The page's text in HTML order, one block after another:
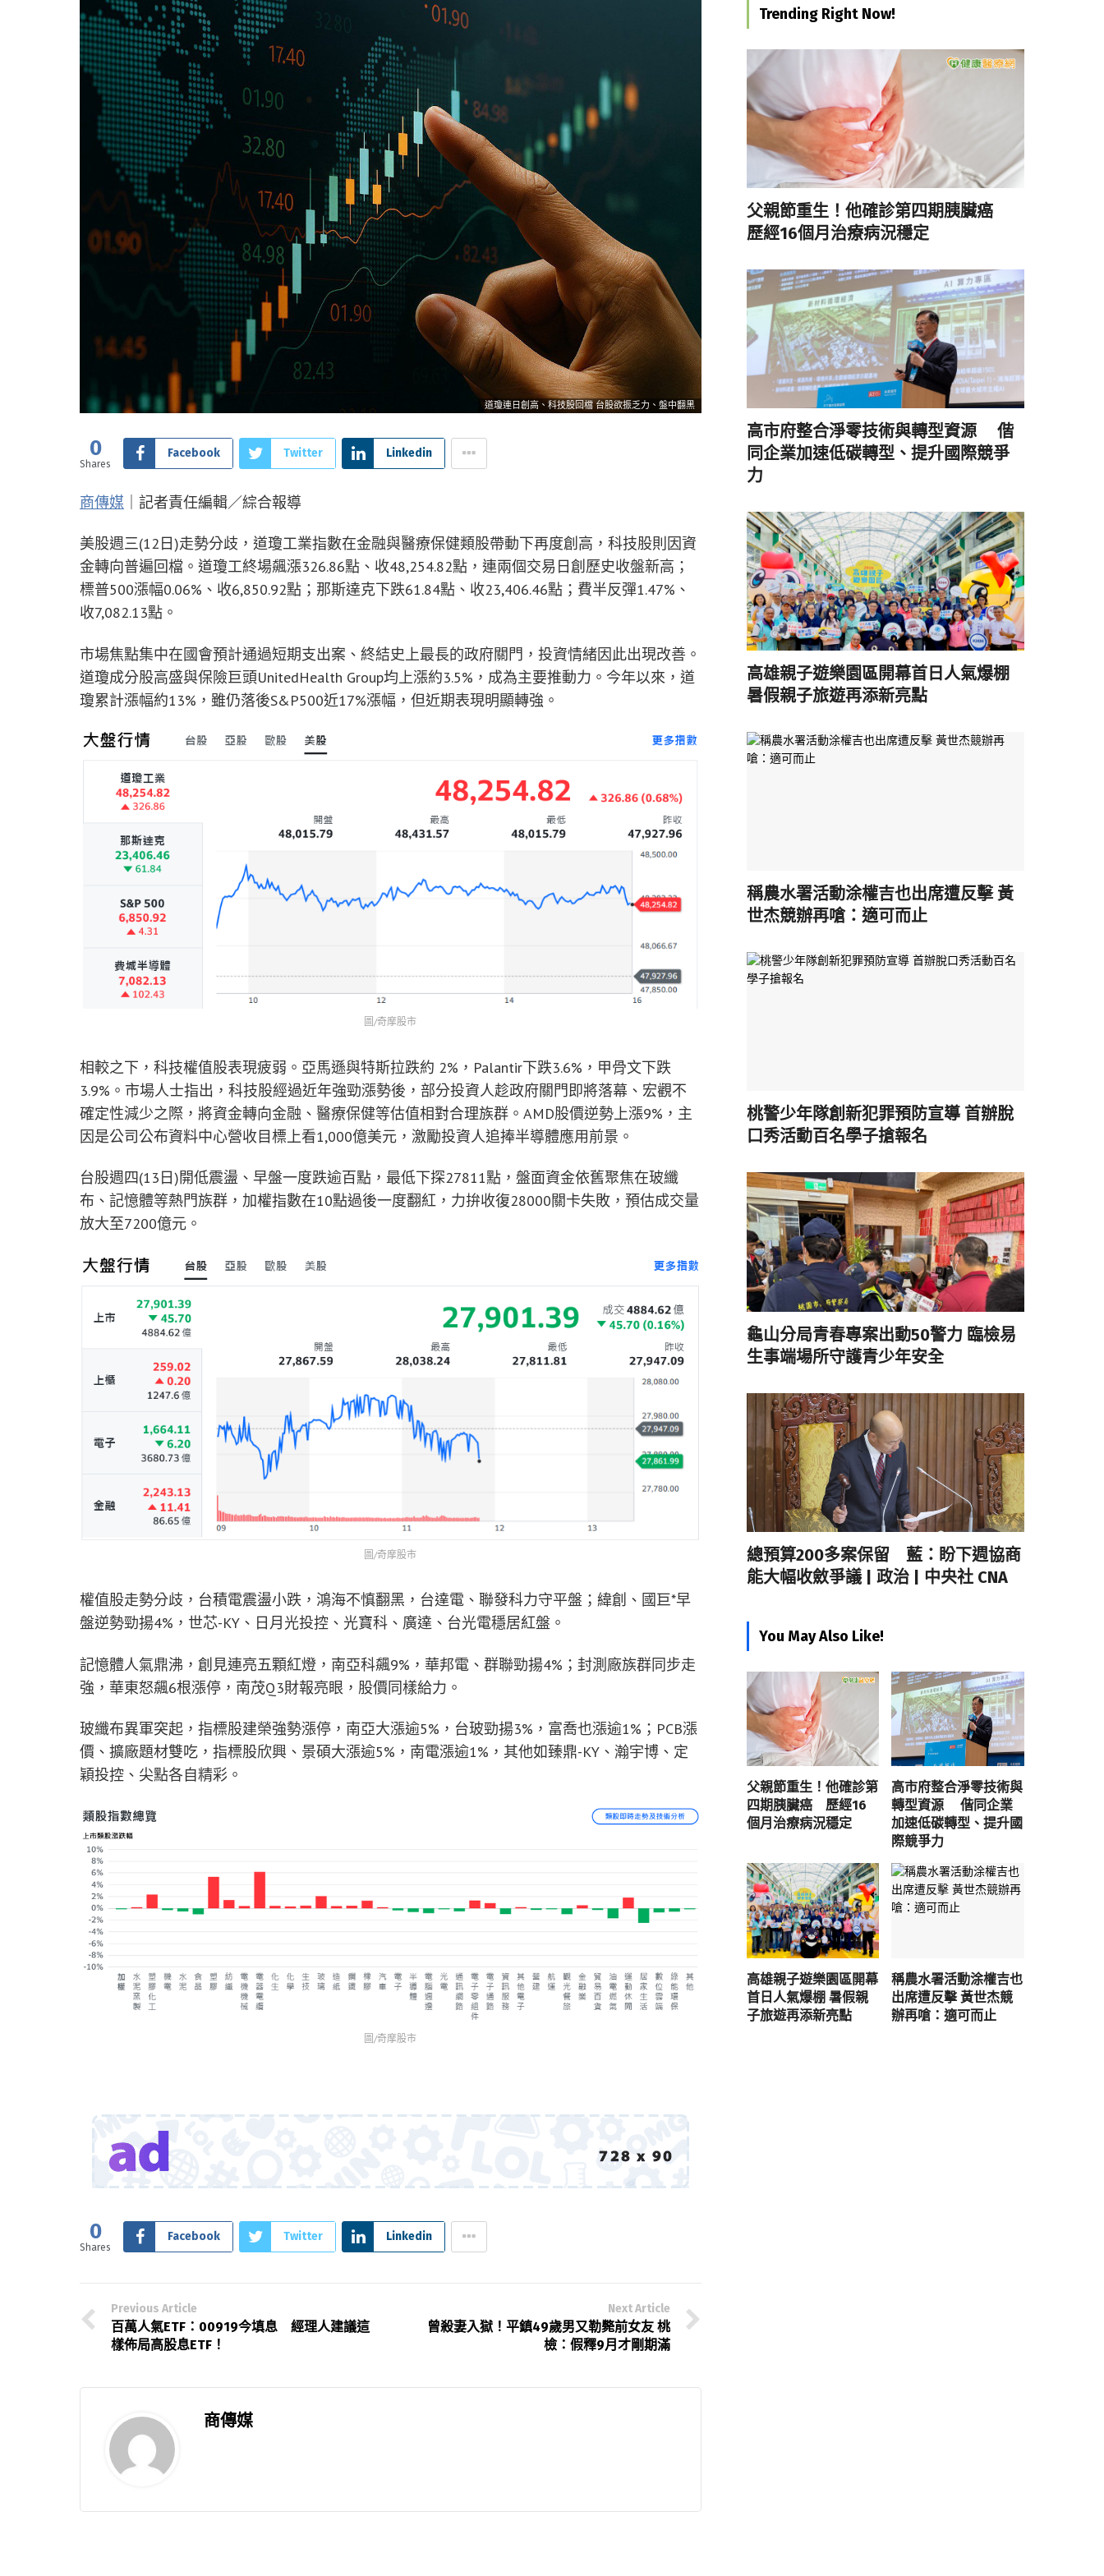
道瓊連日創高、科技股回檔 台股欲振乏力、盤中翻黑
0
Shares
Facebook Twitter Linkedin
商傳媒 ｜記者責任編輯／綜合報導
美股週三(12日)走勢分歧，道瓊工業指數在金融與醫療保健類股帶動下再度創高，科技股則因資
金轉向普遍回檔。道瓊工終場飆漲326.86點、收48,254.82點，連兩個交易日創歷史收盤新高；
標普500漲幅0.06%、收6,850.92點；那斯達克下跌61.84點、收23,406.46點；費半反彈1.47%、
收7,082.13點。
市場焦點集中在國會預計通過短期支出案、終結史上最長的政府關門，投資情緒因此出現改善。
道瓊成分股高盛與保險巨頭UnitedHealth Group均上漲約3.5%，成為主要推動力。今年以來，道
瓊累計漲幅約13%，雖仍落後S&P500近17%漲幅，但近期表現明顯轉強。
圖/奇摩股市
相較之下，科技權值股表現疲弱。亞馬遜與特斯拉跌約 2%，Palantir下跌3.6%，甲骨文下跌
3.9%。市場人士指出，科技股經過近年強勁漲勢後，部分投資人趁政府關門即將落幕、宏觀不
確定性減少之際，將資金轉向金融、醫療保健等估值相對合理族群。AMD股價逆勢上漲9%，主
因是公司公布資料中心營收目標上看1,000億美元，激勵投資人追捧半導體應用前景。
台股週四(13日)開低震盪、早盤一度跌逾百點，最低下探27811點，盤面資金依舊聚焦在玻纖
布、記憶體等熱門族群，加權指數在10點過後一度翻紅，力拚收復28000關卡失敗，預估成交量
放大至7200億元。
圖/奇摩股市
權值股走勢分歧，台積電震盪小跌，鴻海不慎翻黑，台達電、聯發科力守平盤；緯創、國巨*早
盤逆勢勁揚4%，世芯-KY、日月光投控、光寶科、廣達、台光電穩居紅盤。
記憶體人氣鼎沸，創見連亮五顆紅燈，南亞科飆9%，華邦電、群聯勁揚4%；封測廠族群同步走
強，華東怒飆6根漲停，南茂Q3財報亮眼，股價同樣給力。
玻纖布異軍突起，指標股建榮強勢漲停，南亞大漲逾5%，台玻勁揚3%，富喬也漲逾1%；PCB漲
價、擴廠題材雙吃，指標股欣興、景碩大漲逾5%，南電漲逾1%，其他如臻鼎-KY、瀚宇博、定
穎投控、尖點各自精彩。
圖/奇摩股市
0
Shares
Facebook Twitter Linkedin
Previous Article
百萬人氣ETF：00919今填息 經理人建議這
樣佈局高股息ETF！
Next Article
曾殺妻入獄！平鎮49歲男又勒斃前女友 桃
檢：假釋9月才剛期滿
商傳媒
Trending Right Now!
父親節重生！他確診第四期胰臟癌
歷經16個月治療病況穩定
高市府整合淨零技術與轉型資源 偕
同企業加速低碳轉型、提升國際競爭
力
高雄親子遊樂園區開幕首日人氣爆棚
暑假親子旅遊再添新亮點
稱農水署活動涂權吉也出席遭反擊 黃
世杰競辦再嗆：適可而止
桃警少年隊創新犯罪預防宣導 首辦脫
口秀活動百名學子搶報名
龜山分局青春專案出動50警力 臨檢易
生事端場所守護青少年安全
總預算200多案保留 藍：盼下週協商
能大幅收斂爭議 | 政治 | 中央社 CNA
You May Also Like!
父親節重生！他確診第
四期胰臟癌 歷經16
個月治療病況穩定
高市府整合淨零技術與
轉型資源 偕同企業
加速低碳轉型、提升國
際競爭力
高雄親子遊樂園區開幕
首日人氣爆棚 暑假親
子旅遊再添新亮點
稱農水署活動涂權吉也
出席遭反擊 黃世杰競
辦再嗆：適可而止